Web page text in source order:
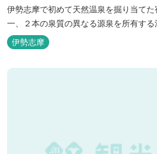
伊勢志摩で初めて天然温泉を掘り当て
一、２本の泉質の異なる源泉を所有する
伊勢志摩